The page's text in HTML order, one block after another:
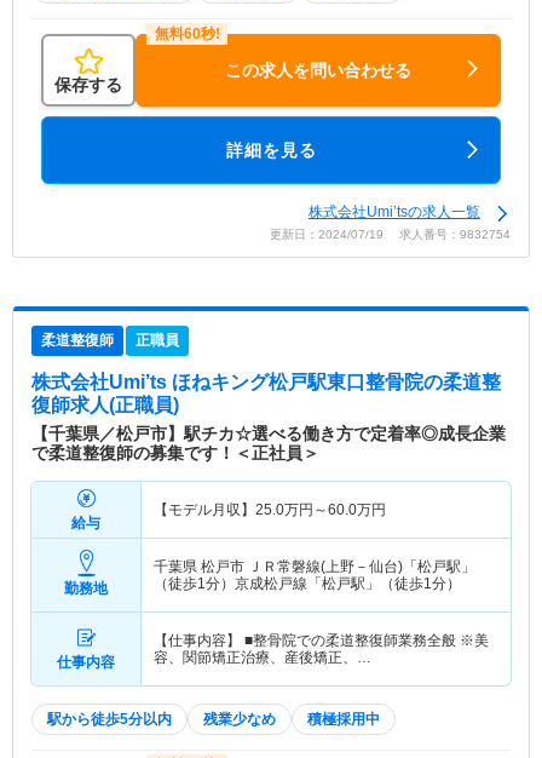
保存する
この求人を問い合わせる
詳細を見る
株式会社Umi’tsの求人一覧
更新日：2024/07/19 求人番号：9832754
柔道整復師 正職員
株式会社Umi’ts ほねキング松戸駅東口整骨院の柔道整
復師求人(正職員)
【千葉県／松戸市】駅チカ☆選べる働き方で定着率◎成長企業
で柔道整復師の募集です！＜正社員＞
給与
【モデル月収】 25.0万円～60.0万円
勤務地
千葉県 松戸市 ＪＲ常磐線(上野－仙台)「松戸駅」
（徒歩1分）京成松戸線「松戸駅」（徒歩1分）
仕事内容
【仕事内容】 ■整骨院での柔道整復師業務全般 ※美
容、関節矯正治療、産後矯正、…
駅から徒歩5分以内 残業少なめ 積極採用中